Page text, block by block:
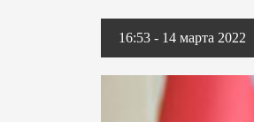
16:53 - 14 марта 2022